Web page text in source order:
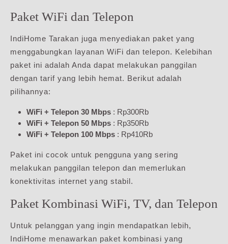
Paket WiFi dan Telepon
IndiHome Tarakan juga menyediakan paket yang
menggabungkan layanan WiFi dan telepon. Kelebihan
paket ini adalah Anda dapat melakukan panggilan
dengan tarif yang lebih hemat. Berikut adalah
pilihannya:
WiFi + Telepon 30 Mbps : Rp300Rb
WiFi + Telepon 50 Mbps : Rp350Rb
WiFi + Telepon 100 Mbps : Rp410Rb
Paket ini cocok untuk pengguna yang sering
melakukan panggilan telepon dan memerlukan
konektivitas internet yang stabil.
Paket Kombinasi WiFi, TV, dan Telepon
Untuk pelanggan yang ingin mendapatkan lebih,
IndiHome menawarkan paket kombinasi yang